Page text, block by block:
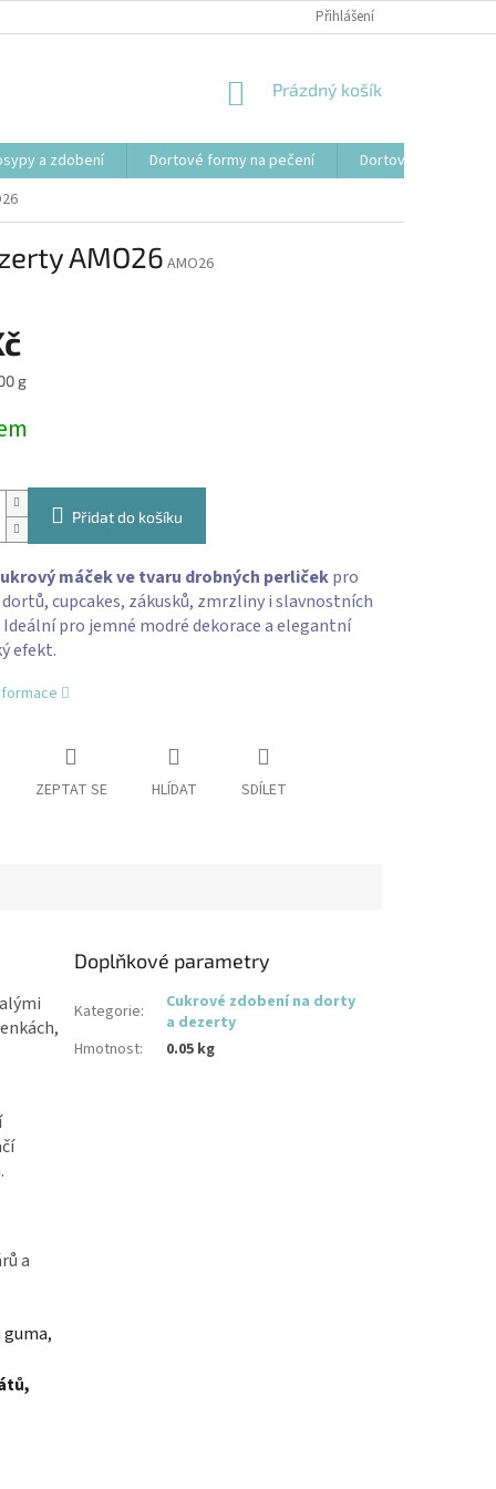
Přihlášení
NÁKUPNÍ
Prázdný košík
a zdobení Dortové formy na pečení
Dortové svíčky,
AMO26 AMO26
g
Přidat do košíku
máček ve tvaru drobných perličekpro
cupcakes, zákusků, zmrzliny i slavnostních
pro jemné modré dekorace a elegantní
efekt.
ZEPTAT SE HLÍDAT SDÍLET
a
Doplňkové parametry
Kategorie:
Cukrové zdobení na dorty
a dezerty
Hmotnost: 0.05 kg